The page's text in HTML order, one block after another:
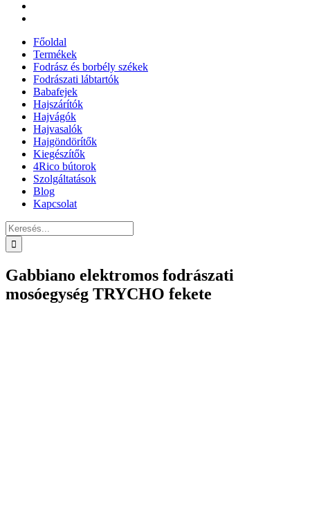
Főoldal
Termékek
Fodrász és borbély székek
Fodrászati lábtartók
Babafejek
Hajszárítók
Hajvágók
Hajvasalók
Hajgöndörítők
Kiegészítők
4Rico bútorok
Szolgáltatások
Blog
Kapcsolat
Keresés...
Gabbiano elektromos fodrászati
mosóegység TRYCHO fekete